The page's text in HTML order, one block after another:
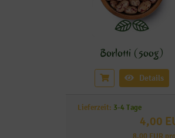
Borlotti (500g)
Details
Lieferzeit: 3-4 Tage
4,00